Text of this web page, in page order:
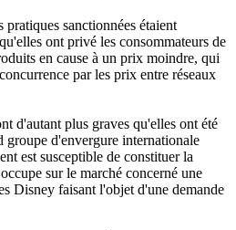
sanctionnées étaient
ont privé les consommateurs de
en cause à un prix moindre, qui
par les prix entre réseaux
d'autant plus graves qu'elles ont été
groupe d'envergure internationale
est susceptible de constituer la
sur le marché concerné une
Disney faisant l'objet d'une demande